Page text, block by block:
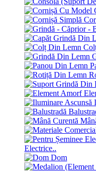
Electrice..
Dom